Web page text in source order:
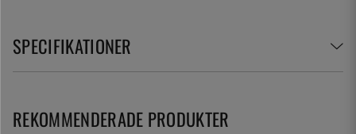
SPECIFIKATIONER
REKOMMENDERADE PRODUKTER